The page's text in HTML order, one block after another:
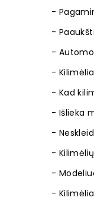
-
-
-
-
- Kad
- Išlieka
-
-
-
-